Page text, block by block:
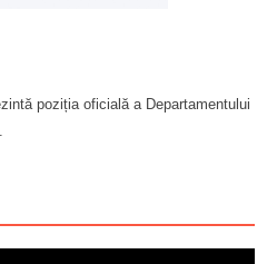
poziția oficială a Departamentului